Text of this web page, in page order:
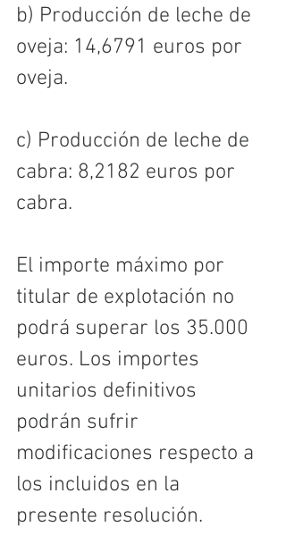
b) Producción de leche de
oveja: 14,6791 euros por
oveja.
c) Producción de leche de
cabra: 8,2182 euros por
cabra.
El importe máximo por
titular de explotación no
podrá superar los 35.000
euros. Los importes
unitarios definitivos
podrán sufrir
modificaciones respecto a
los incluidos en la
presente resolución.